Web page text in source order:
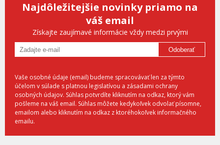
Najdôležitejšie novinky priamo na
váš email
Získajte zaujímavé informácie vždy medzi prvými
Odoberať
Vaše osobné údaje (email) budeme spracovávať len za týmto
účelom v súlade s platnou legislatívou a zásadami ochrany
osobných údajov. Súhlas potvrdíte kliknutím na odkaz, ktorý vám
pošleme na váš email. Súhlas môžete kedykoľvek odvolať písomne,
emailom alebo kliknutím na odkaz z ktoréhokoľvek informačného
emailu.